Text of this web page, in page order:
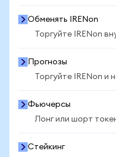
Обменять IRENon
Торгуйте IRENon
Прогнозы
Торгуйте IRENon и
Фьючерсы
Лонг или шорт
Стейкинг